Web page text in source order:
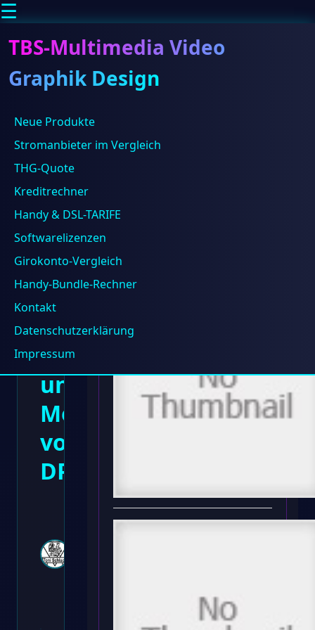
☰
TBS-Multimedia Video
Graphik Design
Neue Produkte
Stromanbieter im Vergleich
THG-Quote
Kreditrechner
Handy & DSL-TARIFE
Softwarelizenzen
Girokonto-Vergleich
Handy-Bundle-Rechner
Kontakt
Datenschutzerklärung
Impressum
/
Blog/
und
Modernisierung
DP10.de
Überarbeitung
und
Modernisierung
von
DP10.de
Beliebt